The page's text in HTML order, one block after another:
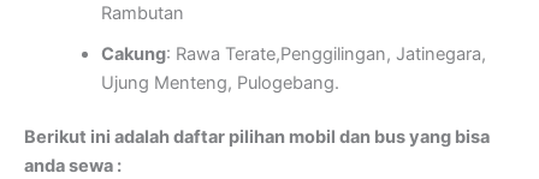
Rambutan
Cakung: Rawa Terate,Penggilingan, Jatinegara,
Ujung Menteng, Pulogebang.
Berikut ini adalah daftar pilihan mobil dan bus yang bisa
anda sewa :